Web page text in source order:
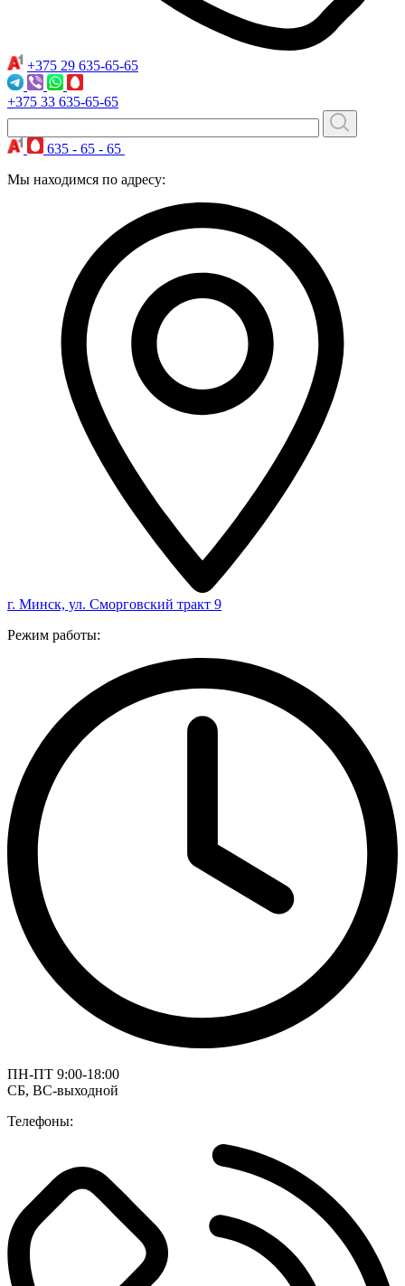
+375 29 635-65-65
+375 33 635-65-65
635 - 65 - 65
Мы находимся по адресу:
г. Минск, ул. Сморговский тракт 9
Режим работы:
ПН-ПТ 9:00-18:00
СБ, ВС-выходной
Телефоны: